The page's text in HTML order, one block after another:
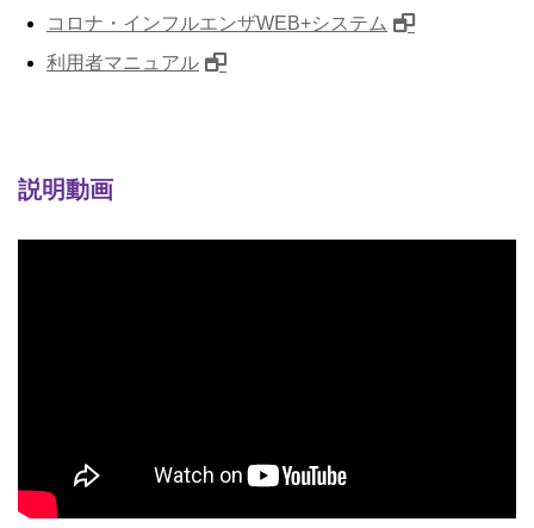
コロナ・インフルエンザWEB+システム
利用者マニュアル
説明動画